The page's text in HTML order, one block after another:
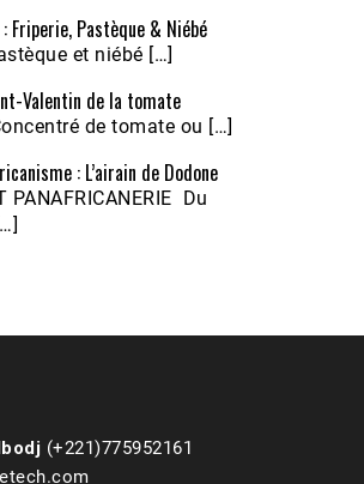
de Claudiane Kapia
: Friperie, Pastèque & Niébé
et niébé […]
Valentin de la tomate
de tomate ou […]
: L’airain de Dodone
PANAFRICANERIE Du
(+221)775952161